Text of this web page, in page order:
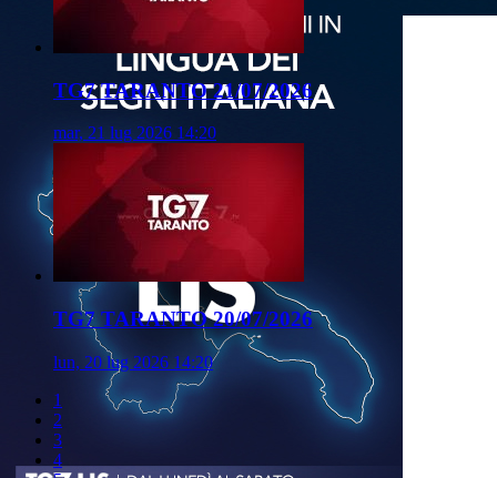
TG7 TARANTO 21/07/2026
mar, 21 lug 2026 14:20
TG7 TARANTO 20/07/2026
lun, 20 lug 2026 14:20
1
2
3
4